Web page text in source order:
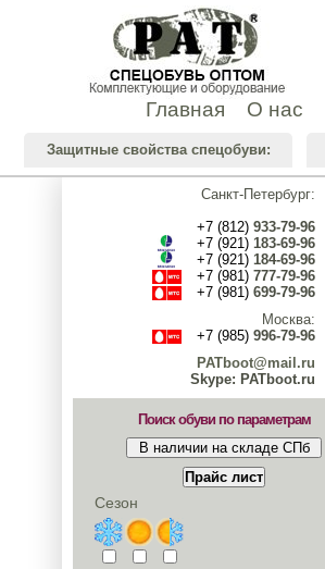
Санкт-Петербург:
+7 (812)933-79-96
+7 (921)183-69-96
+7 (921)184-69-96
+7 (981)777-79-96
+7 (981)699-79-96
Москва:
+7 (985)996-79-96
PATboot@mail.ru
Skype: PATboot.ru
Поиск обуви по параметрам
Сезон
Главная О нас
Защитные свойства спецобуви: